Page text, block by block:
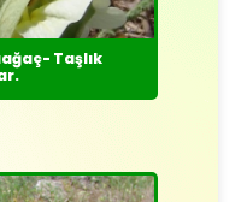
Taşlık